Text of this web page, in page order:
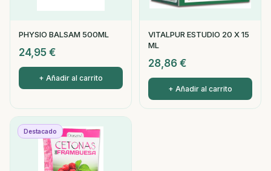
PHYSIO BALSAM 500ML
24,95 €
+ Añadir al carrito
VITALPUR ESTUDIO 20 X 15
ML
28,86 €
+ Añadir al carrito
Destacado